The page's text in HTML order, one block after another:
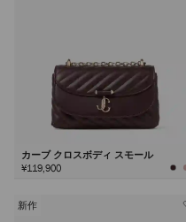
カーブ クロスボディ スモール
¥119,900
新作